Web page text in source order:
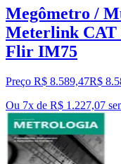
Megômetro /
Meterlink CAT
Flir IM75
Preço R$ 8.589,47R$
Ou 7x de R$ 1.227,07